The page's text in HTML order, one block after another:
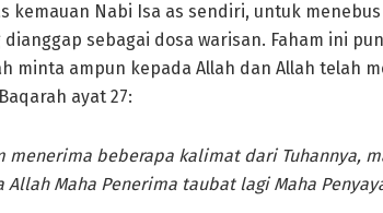
kemauan Nabi Isa as sendiri, untuk
sebagai dosa warisan. Faham ini
minta ampun kepada Allah dan Allah telah
ayat 27:
menerima beberapa kalimat dari Tuhannya,
Allah Maha Penerima taubat lagi Maha